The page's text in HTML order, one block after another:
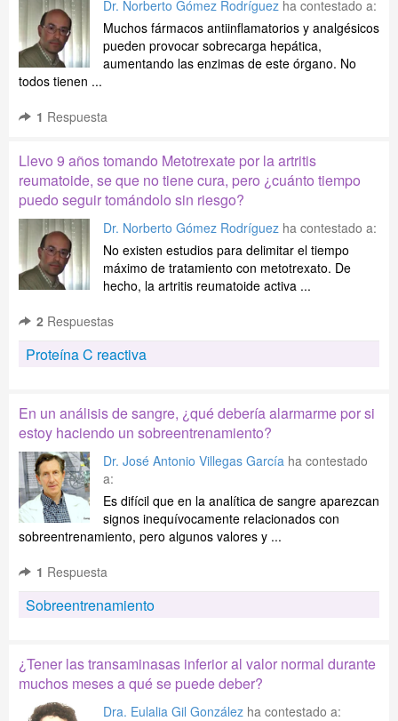
Dr. Norberto Gómez Rodríguez ha contestado a:
Muchos fármacos antiinflamatorios y analgésicos
pueden provocar sobrecarga hepática,
aumentando las enzimas de este órgano. No
todos tienen ...
1 Respuesta
Llevo 9 años tomando Metotrexate por la artritis
reumatoide, se que no tiene cura, pero ¿cuánto tiempo
puedo seguir tomándolo sin riesgo?
Dr. Norberto Gómez Rodríguez ha contestado a:
No existen estudios para delimitar el tiempo
máximo de tratamiento con metotrexato. De
hecho, la artritis reumatoide activa ...
2 Respuestas
Proteína C reactiva
En un análisis de sangre, ¿qué debería alarmarme por si
estoy haciendo un sobreentrenamiento?
Dr. José Antonio Villegas García ha contestado
a:
Es difícil que en la analítica de sangre aparezcan
signos inequívocamente relacionados con
sobreentrenamiento, pero algunos valores y ...
1 Respuesta
Sobreentrenamiento
¿Tener las transaminasas inferior al valor normal durante
muchos meses a qué se puede deber?
Dra. Eulalia Gil González ha contestado a: